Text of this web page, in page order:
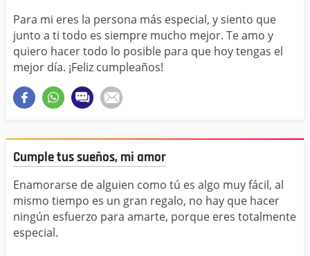
Para mi eres la persona más especial, y siento que
junto a ti todo es siempre mucho mejor. Te amo y
quiero hacer todo lo posible para que hoy tengas el
mejor día. ¡Feliz cumpleaños!
Cumple tus sueños, mi amor
Enamorarse de alguien como tú es algo muy fácil, al
mismo tiempo es un gran regalo, no hay que hacer
ningún esfuerzo para amarte, porque eres totalmente
especial.